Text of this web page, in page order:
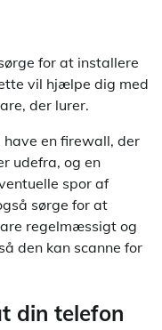
for at installere
vil hjælpe dig med
der lurer.
en firewall, der
udefra, og en
spor af
sørge for at
regelmæssigt og
den kan scanne for
din telefon